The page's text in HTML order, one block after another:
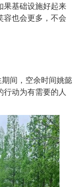
果基础设施好起来
容也会更多，不会
间，空余时间姚懿
动为有需要的人